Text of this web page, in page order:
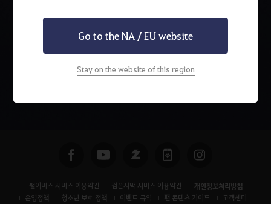
Go to the NA / EU website
Stay on the website of this region
펄어비스 서비스 이용약관 검은사막 서비스 이용약관 개인정보처리방침
운영정책 청소년 보호 정책 이벤트 규약 팬 콘텐츠 가이드
고객센터